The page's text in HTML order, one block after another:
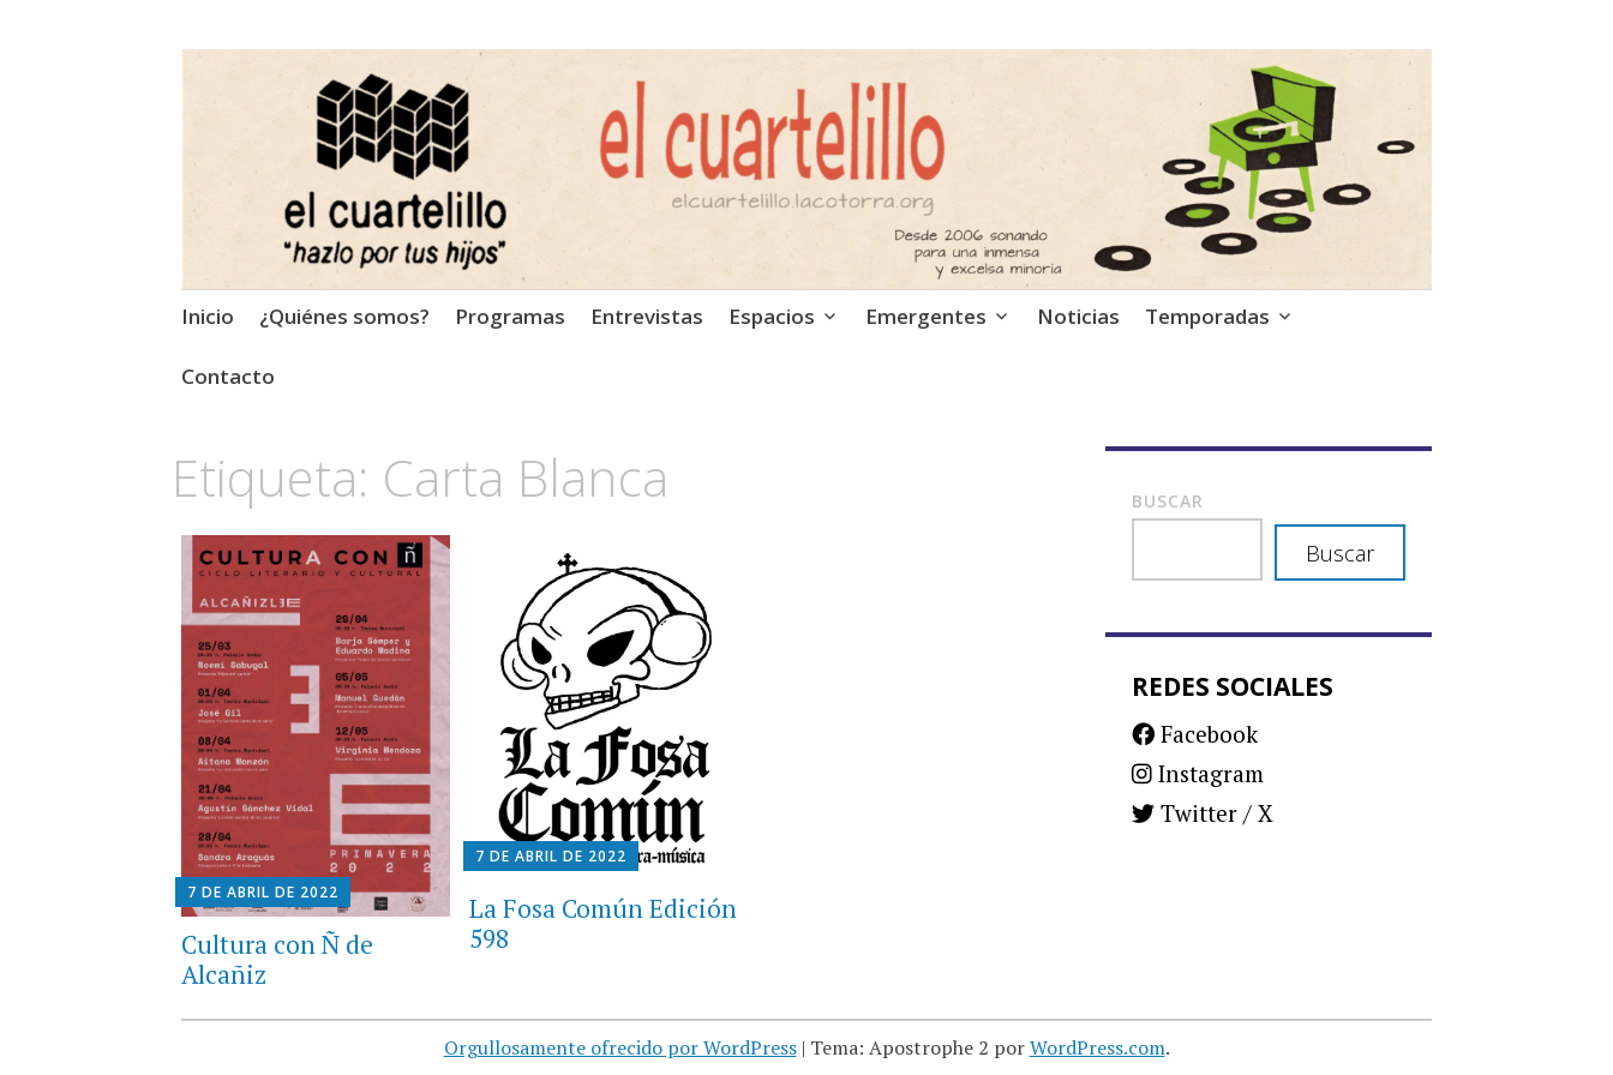
El Cuartelillo
Programa de radio de música independiente. Podcast
Saltar
contenido
Inicio ¿Quiénes somos? Programas Entrevistas Espacios Emergentes Noticias Temporadas
Contacto
Etiqueta: Carta Blanca
7 DE ABRIL DE 2022
Cultura con Ñ de
Alcañiz
7 DE ABRIL DE 2022
La Fosa Común Edición
598
BUSCAR
Buscar
REDES SOCIALES
Facebook
Instagram
Twitter / X
Orgullosamente ofrecido por WordPress | Tema: Apostrophe 2 porWordPress.com.